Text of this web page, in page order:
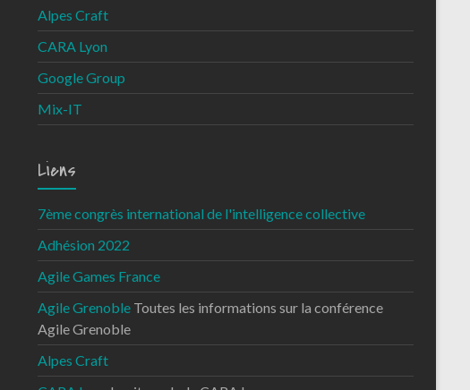
Alpes Craft
CARA Lyon
Google Group
Mix-IT
Liens
7ème congrès international de l'intelligence collective
Adhésion 2022
Agile Games France
Agile Grenoble Toutes les informations sur la conférence
Agile Grenoble
Alpes Craft